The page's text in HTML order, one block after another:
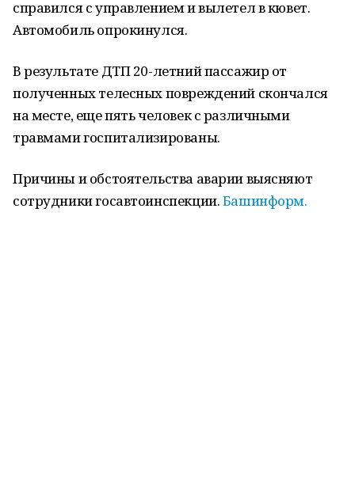
справился с управлением и вылетел в кювет.
Автомобиль опрокинулся.
В результате ДТП 20-летний пассажир от
полученных телесных повреждений скончался
на месте, еще пять человек с различными
травмами госпитализированы.
Причины и обстоятельства аварии выясняют
сотрудники госавтоинспекции.Башинформ.